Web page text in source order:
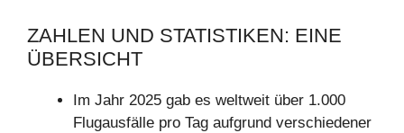
ZAHLEN UND STATISTIKEN: EINE
ÜBERSICHT
Im Jahr 2025 gab es weltweit über 1.000
Flugausfälle pro Tag aufgrund verschiedener